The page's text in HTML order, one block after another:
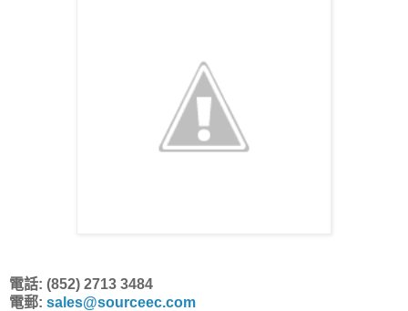
電話: (852) 2713 3484
電郵: sales@sourceec.com